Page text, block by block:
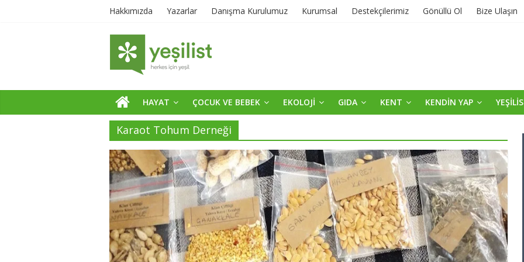
Hakkımızda Yazarlar Danışma Kurulumuz Kurumsal Destekçilerimiz Gönüllü Ol Bize Ulaşın
HAYAT ÇOCUK VE BEBEK EKOLOJİ GIDA KENT KENDİN YAP
Karaot Tohum Derneği